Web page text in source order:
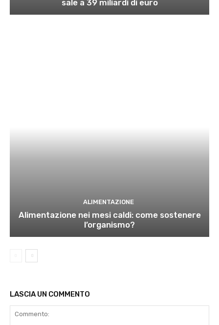
sale a 39 miliardi di euro
ALIMENTAZIONE
Alimentazione nei mesi caldi: come sostenere
l’organismo?
LASCIA UN COMMENTO